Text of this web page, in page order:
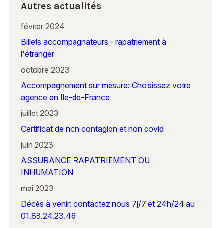
Autres actualités
février 2024
Billets accompagnateurs - rapatriement à
l'étranger
octobre 2023
Accompagnement sur mesure: Choisissez votre
agence en Ile-de-France
juillet 2023
Certificat de non contagion et non covid
juin 2023
ASSURANCE RAPATRIEMENT OU
INHUMATION
mai 2023
Décès à venir: contactez nous 7j/7 et 24h/24 au
01.88.24.23.46